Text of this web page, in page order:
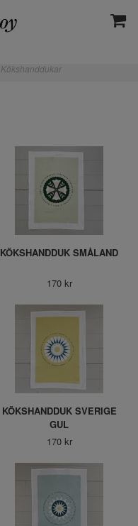
Kökshanddukar
KÖKSHANDDUK SMÅLAND
170 kr
KÖKSHANDDUK SVERIGE
GUL
170 kr